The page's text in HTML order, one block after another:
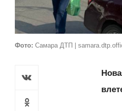
Фото: Самара ДТП |